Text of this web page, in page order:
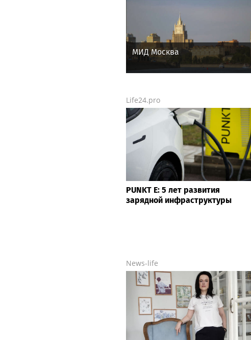
МИД Москва
Life24.pro
PUNKT E: 5 лет развития
зарядной инфраструктуры
News-life